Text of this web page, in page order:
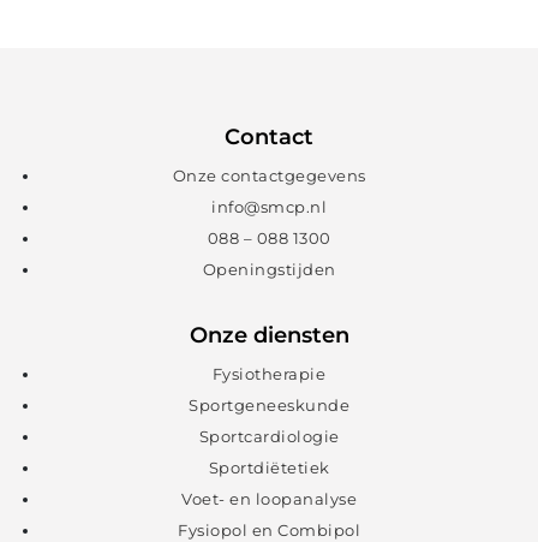
Contact
Onze contactgegevens
info@smcp.nl
088 – 088 1300
Openingstijden
Onze diensten
Fysiotherapie
Sportgeneeskunde
Sportcardiologie
Sportdiëtetiek
Voet- en loopanalyse
Fysiopol en Combipol